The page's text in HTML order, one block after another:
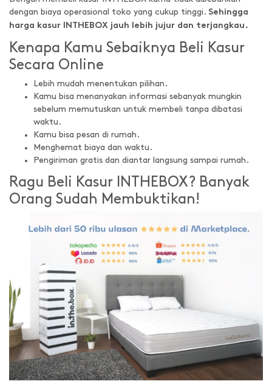
dengan biaya operasional toko yang cukup tinggi. Sehingga
harga kasur INTHEBOX jauh lebih jujur dan terjangkau.
Kenapa Kamu Sebaiknya Beli Kasur
Secara Online
Lebih mudah menentukan pilihan.
Kamu bisa menanyakan informasi sebanyak mungkin
sebelum memutuskan untuk membeli tanpa dibatasi
waktu.
Kamu bisa pesan di rumah.
Menghemat biaya dan waktu.
Pengiriman gratis dan diantar langsung sampai rumah.
Ragu Beli Kasur INTHEBOX? Banyak
Orang Sudah Membuktikan!